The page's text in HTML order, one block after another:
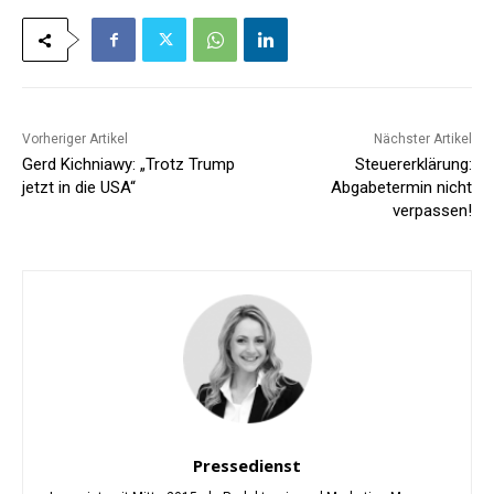
Vorheriger Artikel
Gerd Kichniawy: „Trotz Trump
jetzt in die USA“
Nächster Artikel
Steuererklärung:
Abgabetermin nicht
verpassen!
Pressedienst